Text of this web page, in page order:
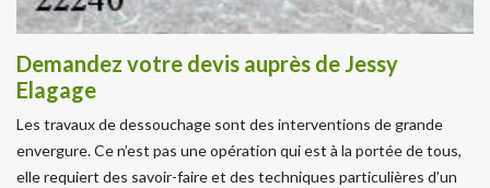
Demandez votre devis auprès de Jessy
Elagage
Les travaux de dessouchage sont des interventions de grande
envergure. Ce n’est pas une opération qui est à la portée de tous,
elle requiert des savoir-faire et des techniques particulières d’un